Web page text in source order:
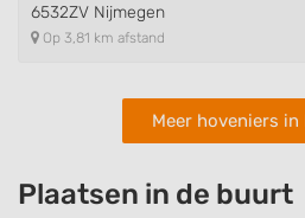
6532ZV Nijmegen
Op 3,81 km afstand
Meer hoveniers in
Plaatsen in de buurt